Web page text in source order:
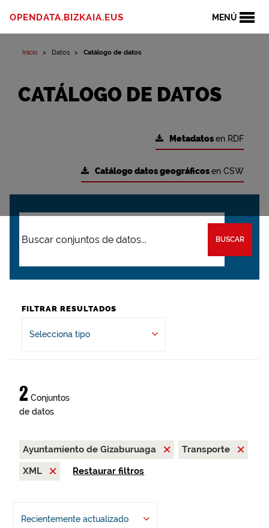
MENÚ
OPENDATA.BIZKAIA.EUS
Inicio Datos Catálogo de datos
CATÁLOGO DE DATOS
Metadatosen RDF
Catálogo datos geográficosen CSW
BUSCAR
FILTRAR RESULTADOS
Selecciona tipo
2 Conjuntos
de datos
Ayuntamiento de Gizaburuaga
Transporte
XML
Restaurar filtros
Recientemente actualizado